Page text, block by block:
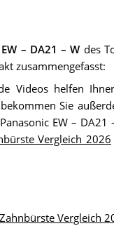
– DA21 – W des
zusammengefasst:
Videos helfen
bekommen Sie
EW – DA21
Vergleich 2026
Vergleich